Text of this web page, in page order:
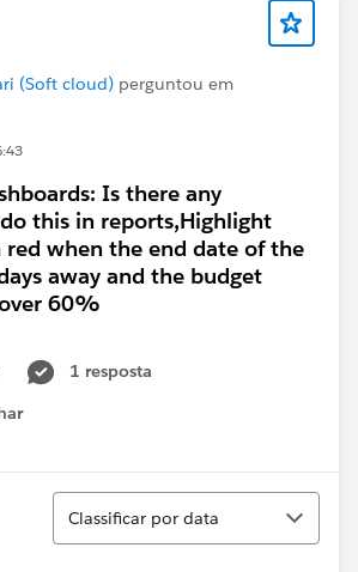
(Soft cloud) perguntou em
Is there any
this in reports,Highlight
red when the end date of the
away and the budget
60%
1 resposta
Classificar
Classificar por data